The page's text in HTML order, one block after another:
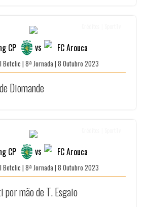
CP vs FC Arouca
Betclic | 8ª Jornada | 8 Outubro 2023
Diomande
CP vs FC Arouca
Betclic | 8ª Jornada | 8 Outubro 2023
por mão de T. Esgaio